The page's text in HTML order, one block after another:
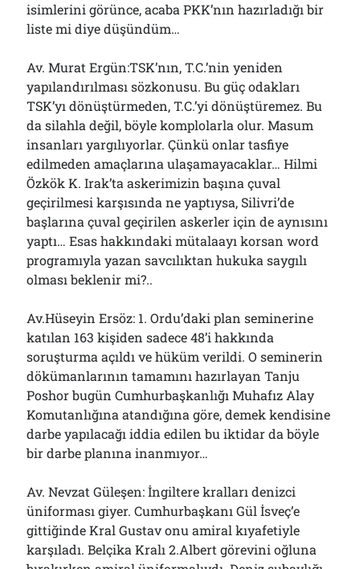
isimlerini görünce, acaba PKK’nın hazırladığı bir
liste mi diye düşündüm…
Av. Murat Ergün:TSK’nın, T.C.’nin yeniden
yapılandırılması sözkonusu. Bu güç odakları
TSK’yı dönüştürmeden, T.C.’yi dönüştüremez. Bu
da silahla değil, böyle komplolarla olur. Masum
insanları yargılıyorlar. Çünkü onlar tasfiye
edilmeden amaçlarına ulaşamayacaklar… Hilmi
Özkök K. Irak’ta askerimizin başına çuval
geçirilmesi karşısında ne yaptıysa, Silivri’de
başlarına çuval geçirilen askerler için de aynısını
yaptı… Esas hakkındaki mütalaayı korsan word
programıyla yazan savcılıktan hukuka saygılı
olması beklenir mi?..
Av.Hüseyin Ersöz: 1. Ordu’daki plan seminerine
katılan 163 kişiden sadece 48’i hakkında
soruşturma açıldı ve hüküm verildi. O seminerin
dökümanlarının tamamını hazırlayan Tanju
Poshor bugün Cumhurbaşkanlığı Muhafız Alay
Komutanlığına atandığına göre, demek kendisine
darbe yapılacağı iddia edilen bu iktidar da böyle
bir darbe planına inanmıyor…
Av. Nevzat Güleşen: İngiltere kralları denizci
üniforması giyer. Cumhurbaşkanı Gül İsveç’e
gittiğinde Kral Gustav onu amiral kıyafetiyle
karşıladı. Belçika Kralı 2.Albert görevini oğluna